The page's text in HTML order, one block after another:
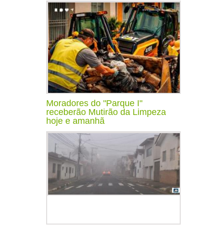
Moradores do "Parque I"
receberão Mutirão da Limpeza
hoje e amanhã